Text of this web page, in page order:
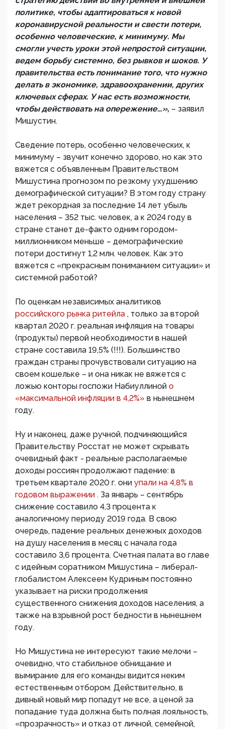
политике, чтобы адаптироваться к новой
коронавирусной реальности и свести потери,
особенно человеческие, к минимуму. Мы
смогли учесть уроки этой непростой ситуации,
ведем борьбу системно, без рывков и шоков. У
правительства есть понимание того, что нужно
делать в экономике, здравоохранении, других
ключевых сферах. У нас есть возможности,
чтобы действовать на опережение…», – заявил
Мишустин.
Сведение потерь, особенно человеческих, к
минимуму – звучит конечно здорово, но как это
вяжется с объявленным Правительством
Мишустина прогнозом по резкому ухудшению
демографической ситуации? В этом году страну
ждет рекордная за последние 14 лет убыль
населения – 352 тыс. человек, а к 2024 году в
стране станет де-факто одним городом-
миллионником меньше – демографические
потери достигнут 1,2 млн. человек. Как это
вяжется с «прекрасным пониманием ситуации» и
системной работой?
По оценкам независимых аналитиков
российского рынка ритейла , только за второй
квартал 2020 г. реальная инфляция на товары
(продукты) первой необходимости в нашей
стране составила 19,5% (!!!). Большинство
граждан страны прочувствовали ситуацию на
своем кошельке – и она никак не вяжется с
ложью конторы госпожи Набиуллиной о
«максимальной инфляции в 4,2%» в нынешнем
году.
Ну и наконец, даже ручной, подчиняющийся
Правительству Росстат не может скрывать
очевидный факт - реальные располагаемые
доходы россиян продолжают падение: в
третьем квартале 2020 г. они упали на 4,8% в
годовом выражении . За январь – сентябрь
снижение составило 4,3 процента к
аналогичному периоду 2019 года. В свою
очередь, падение реальных денежных доходов
на душу населения в месяц с начала года
составило 3,6 процента. Счетная палата во главе
с идейным соратником Мишустина – либерал-
глобалистом Алексеем Кудриным постоянно
указывает на риски продолжения
существенного снижения доходов населения, а
также на взрывной рост бедности в нынешнем
году.
Но Мишустина не интересуют такие мелочи –
очевидно, что стабильное обнищание и
вымирание для его команды видится неким
естественным отбором. Действительно, в
дивный новый мир попадут не все, а ценой за
попадание туда должна быть полная лояльность,
«прозрачность» и отказ от личной, семейной,